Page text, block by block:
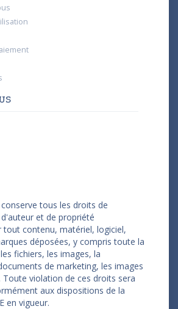
conserve tous les droits de
et de propriété
tout contenu, matériel, logiciel,
déposées, y compris toute la
fichiers, les images, la
de marketing, les images
violation de ces droits sera
aux dispositions de la
en vigueur.